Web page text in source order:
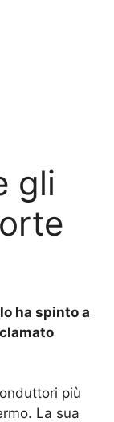
gli
ha spinto a
più
La sua